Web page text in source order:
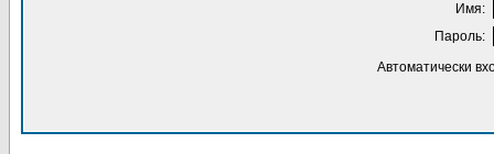
Имя:
Пароль:
Автоматически